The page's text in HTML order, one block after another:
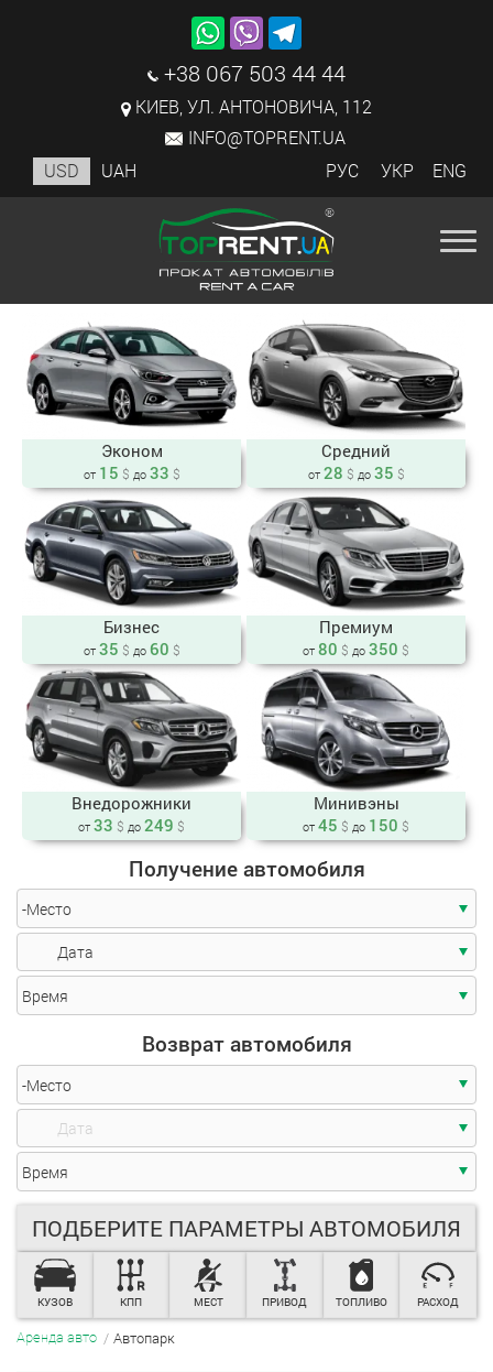
+38 067 503 44 44
КИЕВ, УЛ. АНТОНОВИЧА, 112
INFO@TOPRENT.UA
USD
UAH РУС УКР ENG
Эконом
от 15 $ до 33 $
Средний
от 28 $ до 35 $
Бизнес
от 35 $ до 60 $
Премиум
от 80 $ до 350 $
Внедорожники
от 33 $ до 249 $
Минивэны
от 45 $ до 150 $
-Место
Время
Возврат автомобиля
ПОДБЕРИТЕ ПАРАМЕТРЫ АВТОМОБИЛЯ
КУЗОВ КПП МЕСТ ПРИВОД ТОПЛИВО РАСХОД
Аренда авто Автопарк